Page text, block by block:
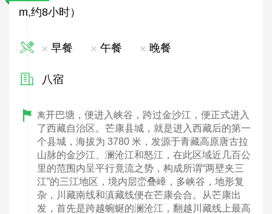
m,约8小时）
早餐 午餐 晚餐
八宿
离开巴塘，便进入峡谷，跨过金沙江，便正式进入
了西藏自治区。芒康县城，就是进入西藏后的第一
个县城，海拔为 3780 米，发源于青藏高原唐古拉
山脉的金沙江、澜沧江和怒江，在此区域近几百公
里的范围内呈平行竟流之势，构成所谓“两壁夹三
江”的三江地区，境内层峦叠嶂，多峡谷，地形复
杂，川藏南线和滇藏线便在芒康会合。从芒康出
发，首先是跨越蜿蜒的澜沧江，翻越川藏线上最高